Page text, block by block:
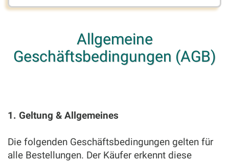
Allgemeine
Geschäftsbedingungen (AGB)
1. Geltung & Allgemeines
Die folgenden Geschäftsbedingungen gelten für
alle Bestellungen. Der Käufer erkennt diese